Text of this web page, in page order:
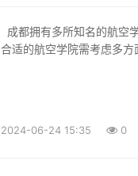
合适的航空学院需考虑多
2024-06-24 15:35 0